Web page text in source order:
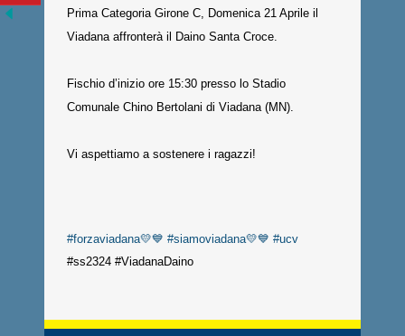
Prima Categoria Girone C, Domenica 21 Aprile il
Viadana affronterà il Daino Santa Croce.
Fischio d’inizio ore 15:30 presso lo Stadio
Comunale Chino Bertolani di Viadana (MN).
Vi aspettiamo a sostenere i ragazzi!
#forzaviadana💛💙 #siamoviadana💛💙 #ucv
#ss2324 #ViadanaDaino